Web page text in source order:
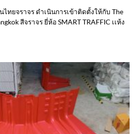
ไทยจราจร ดำเนินการเข้าติดตั้ง​ให้กับ The
สีจราจร ยี่ห้อ SMART TRAFFIC เเห้ง